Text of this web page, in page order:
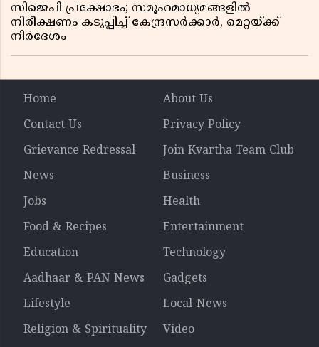
സിജെപി പ്രക്ഷോഭം; സമൂഹമാധ്യമങ്ങളിൽ
നിരീക്ഷണം കടുപ്പിച്ച് കേന്ദ്രസർക്കാർ, മെറ്റയ്ക്ക്
നിർദേശം
Home
About Us
Contact Us
Privacy Policy
Grievance Redressal
Join Kvartha Team Club
News
Business
Jobs
Health
Food & Recipes
Entertainment
Education
Technology
Aadhaar & PAN News
Gadgets
Lifestyle
Local-News
Religion & Spirituality
Video